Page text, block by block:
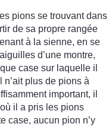
pions se trouvant dans
de sa propre rangée
à la sienne, en se
d’une montre,
case sur laquelle il
n’ait plus de pions à
important, il
il a pris les pions
case, aucun pion n’y